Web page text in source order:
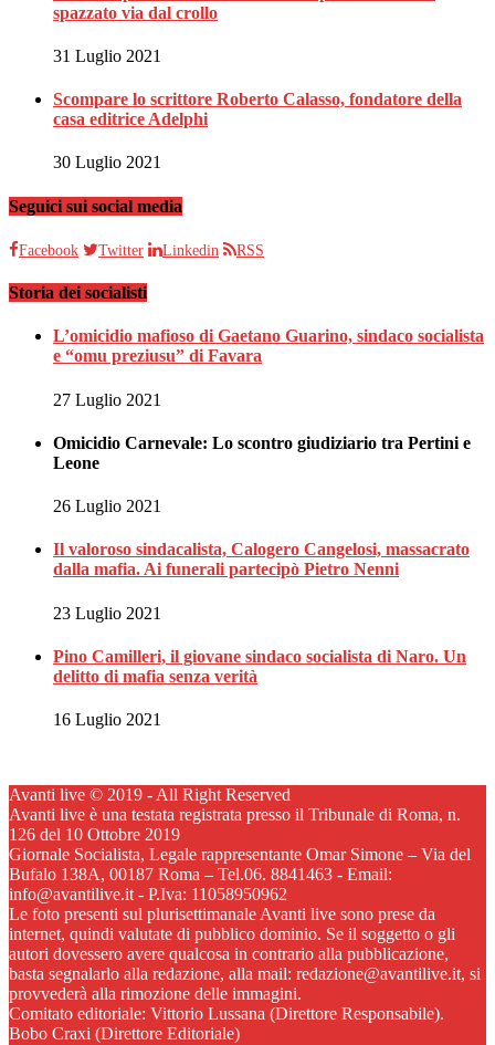
spazzato via dal crollo
31 Luglio 2021
Scompare lo scrittore Roberto Calasso, fondatore della
casa editrice Adelphi
30 Luglio 2021
Seguici sui social media
Facebook Twitter Linkedin RSS
Storia dei socialisti
L’omicidio mafioso di Gaetano Guarino, sindaco socialista
e “omu preziusu” di Favara
27 Luglio 2021
Omicidio Carnevale: Lo scontro giudiziario tra Pertini e
Leone
26 Luglio 2021
Il valoroso sindacalista, Calogero Cangelosi, massacrato
dalla mafia. Ai funerali partecipò Pietro Nenni
23 Luglio 2021
Pino Camilleri, il giovane sindaco socialista di Naro. Un
delitto di mafia senza verità
16 Luglio 2021
Avanti live © 2019 - All Right Reserved
Avanti live è una testata registrata presso il Tribunale di Roma, n.
126 del 10 Ottobre 2019
Giornale Socialista, Legale rappresentante Omar Simone – Via del
Bufalo 138A, 00187 Roma – Tel.06. 8841463 - Email:
info@avantilive.it - P.Iva: 11058950962
Le foto presenti sul plurisettimanale Avanti live sono prese da
internet, quindi valutate di pubblico dominio. Se il soggetto o gli
autori dovessero avere qualcosa in contrario alla pubblicazione,
basta segnalarlo alla redazione, alla mail: redazione@avantilive.it, si
provvederà alla rimozione delle immagini.
Comitato editoriale: Vittorio Lussana (Direttore Responsabile).
Bobo Craxi (Direttore Editoriale)